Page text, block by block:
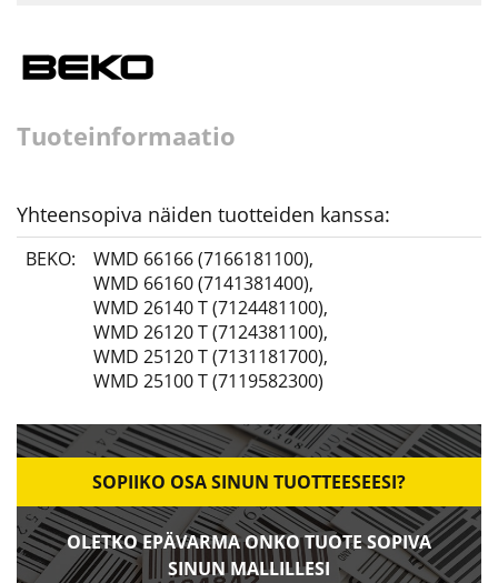
Tuoteinformaatio
Yhteensopiva näiden tuotteiden kanssa:
BEKO: WMD 66166 (7166181100),
WMD 66160 (7141381400),
WMD 26140 T (7124481100),
WMD 26120 T (7124381100),
WMD 25120 T (7131181700),
WMD 25100 T (7119582300)
SOPIIKO OSA SINUN TUOTTEESEESI?
OLETKO EPÄVARMA ONKO TUOTE SOPIVA
SINUN MALLILLESI